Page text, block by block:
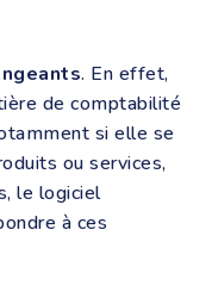
. En effet,
de comptabilité
si elle se
ou services,
le logiciel
à ces